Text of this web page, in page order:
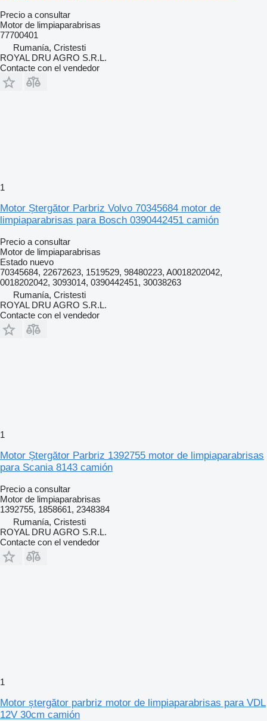
Precio a consultar
Motor de limpiaparabrisas
77700401
Rumanía, Cristesti
ROYAL DRU AGRO S.R.L.
Contacte con el vendedor
1
Motor Ștergător Parbriz Volvo 70345684 motor de
limpiaparabrisas para Bosch 0390442451 camión
Precio a consultar
Motor de limpiaparabrisas
Estado nuevo
70345684, 22672623, 1519529, 98480223, A0018202042,
0018202042, 3093014, 0390442451, 30038263
Rumanía, Cristesti
ROYAL DRU AGRO S.R.L.
Contacte con el vendedor
1
Motor Ștergător Parbriz 1392755 motor de limpiaparabrisas
para Scania 8143 camión
Precio a consultar
Motor de limpiaparabrisas
1392755, 1858661, 2348384
Rumanía, Cristesti
ROYAL DRU AGRO S.R.L.
Contacte con el vendedor
1
Motor ștergător parbriz motor de limpiaparabrisas para VDL
12V 30cm camión